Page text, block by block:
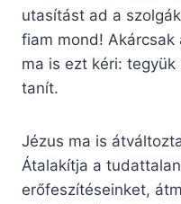
utasítást ad a
fiam mond! Akárcsak
ma is ezt kéri:
tanít.
Jézus ma is
Átalakítja a
erőfeszítéseinket,